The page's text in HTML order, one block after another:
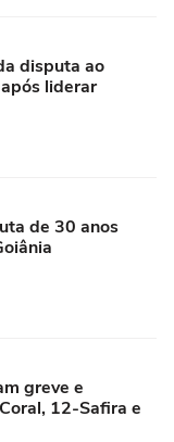
disputa ao
liderar
de 30 anos
greve e
12-Safira e